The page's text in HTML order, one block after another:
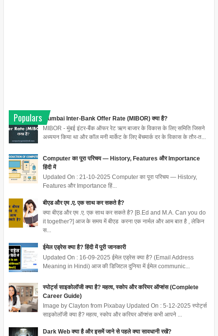
Populars
Mumbai Inter-Bank Offer Rate (MIBOR) क्या है?
MIBOR - मुंबई इंटर-बैंक ऑफर रेट ऋण बाजार के विकास के लिए समिति जिसने
अध्ययन किया था और कॉल मनी मार्केट के लिए बेंचमार्क दर के विकास के तौर-त...
Computer का पूरा परिचय — History, Features और Importance
हिंदी में
Updated On : 21-10-2025 Computer का पूरा परिचय — History,
Features और Importance हिं...
बीएड और एम .ए. एक साथ कर सकते है?
क्या बीएड और एम .ए. एक साथ कर सकते है? [B.Ed and M.A. Can you do
it together?] आज के समय में बीएड करना एक नार्मल और आम बात है , लेकिन
स...
ईमेल एड्रेस क्या है? हिंदी में पूरी जानकारी
Updated On : 16-09-2025 ईमेल एड्रेस क्या है? (Email Address
Meaning in Hindi) आज की डिजिटल दुनिया में ईमेल communic...
स्पोर्ट्स साइकोलॉजी क्या है? महत्व, स्कोप और करियर ऑप्शंस (Complete
Career Guide)
Image by Clayton from Pixabay Updated On : 5-12-2025 स्पोर्ट्स
साइकोलॉजी क्या है? महत्व, स्कोप और करियर ऑप्शंस कभी आपने ...
Dark Web क्या है और इसमें जाने से पहले क्या सावधानी रखें?